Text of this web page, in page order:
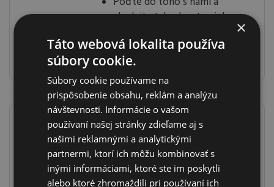
chudnite tak, aby ste nielen
sa skvele cítil/a.
Teraz za akciových 14,90 €
Sme si istí, že budete z nezáväznej
konzultácie nadšení.
×
Táto webová lokalita používa
súbory cookie.
Súbory cookie používame na
prispôsobenie obsahu, reklám a analýzu
návštevnosti. Informácie o vašom
používaní našej stránky zdieľame aj s
našimi reklamnými a analytickými
partnermi, ktorí ich môžu kombinovať s
inými informáciami, ktoré ste im poskytli
alebo ktoré zhromaždili pri používaní ich